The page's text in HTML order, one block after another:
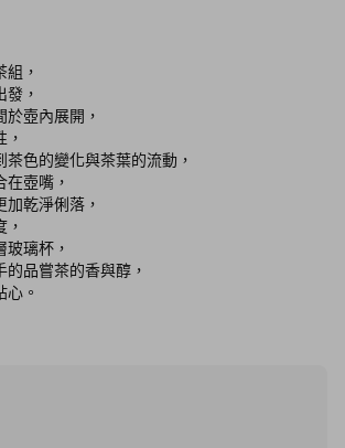
，
，
壺內展開，
色的變化與茶葉的流動，
在壺嘴，
乾淨俐落，
璃杯，
品嘗茶的香與醇，
。